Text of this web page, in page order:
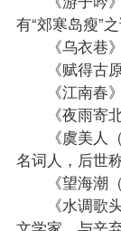
有“郊寒岛瘦”之
《乌衣巷》
《赋得古原
《江南春》
《夜雨寄北
《虞美人（
名词人，后世
《望海潮（
《水调歌头